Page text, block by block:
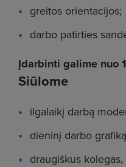
Siūlome
ilgalaikį darbą
dieninį darbo
draugiškus
greitos orientacijos;
darbo patirties
Įdarbinti galime nuo